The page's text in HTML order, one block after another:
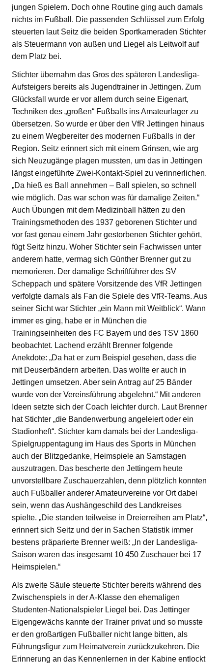
jungen Spielern. Doch ohne Routine ging auch damals
nichts im Fußball. Die passenden Schlüssel zum Erfolg
steuerten laut Seitz die beiden Sportkameraden Stichter
als Steuermann von außen und Liegel als Leitwolf auf
dem Platz bei.
Stichter übernahm das Gros des späteren Landesliga-
Aufsteigers bereits als Jugendtrainer in Jettingen. Zum
Glücksfall wurde er vor allem durch seine Eigenart,
Techniken des „großen“ Fußballs ins Amateurlager zu
übersetzen. So wurde er über den VfR Jettingen hinaus
zu einem Wegbereiter des modernen Fußballs in der
Region. Seitz erinnert sich mit einem Grinsen, wie arg
sich Neuzugänge plagen mussten, um das in Jettingen
längst eingeführte Zwei-Kontakt-Spiel zu verinnerlichen.
„Da hieß es Ball annehmen – Ball spielen, so schnell
wie möglich. Das war schon was für damalige Zeiten.“
Auch Übungen mit dem Medizinball hätten zu den
Trainingsmethoden des 1937 geborenen Stichter und
vor fast genau einem Jahr gestorbenen Stichter gehört,
fügt Seitz hinzu. Woher Stichter sein Fachwissen unter
anderem hatte, vermag sich Günther Brenner gut zu
memorieren. Der damalige Schriftführer des SV
Scheppach und spätere Vorsitzende des VfR Jettingen
verfolgte damals als Fan die Spiele des VfR-Teams. Aus
seiner Sicht war Stichter „ein Mann mit Weitblick“. Wann
immer es ging, habe er in München die
Trainingseinheiten des FC Bayern und des TSV 1860
beobachtet. Lachend erzählt Brenner folgende
Anekdote: „Da hat er zum Beispiel gesehen, dass die
mit Deuserbändern arbeiten. Das wollte er auch in
Jettingen umsetzen. Aber sein Antrag auf 25 Bänder
wurde von der Vereinsführung abgelehnt.“ Mit anderen
Ideen setzte sich der Coach leichter durch. Laut Brenner
hat Stichter „die Bandenwerbung angeleiert oder ein
Stadionheft“. Stichter kam damals bei der Landesliga-
Spielgruppentagung im Haus des Sports in München
auch der Blitzgedanke, Heimspiele an Samstagen
auszutragen. Das bescherte den Jettingern heute
unvorstellbare Zuschauerzahlen, denn plötzlich konnten
auch Fußballer anderer Amateurvereine vor Ort dabei
sein, wenn das Aushängeschild des Landkreises
spielte. „Die standen teilweise in Dreierreihen am Platz“,
erinnert sich Seitz und der in Sachen Statistik immer
bestens präparierte Brenner weiß: „In der Landesliga-
Saison waren das insgesamt 10 450 Zuschauer bei 17
Heimspielen.“
Als zweite Säule steuerte Stichter bereits während des
Zwischenspiels in der A-Klasse den ehemaligen
Studenten-Nationalspieler Liegel bei. Das Jettinger
Eigengewächs kannte der Trainer privat und so musste
er den großartigen Fußballer nicht lange bitten, als
Führungsfigur zum Heimatverein zurückzukehren. Die
Erinnerung an das Kennenlernen in der Kabine entlockt